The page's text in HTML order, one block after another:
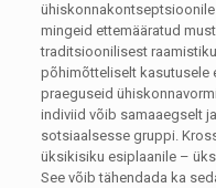
mingeid ettemääratud
traditsioonilisest
põhimõtteliselt kasutusele
praeguseid
indiviid võib samaaegselt
sotsiaalsesse gruppi.
üksikisiku esiplaanile –
See võib tähendada ka